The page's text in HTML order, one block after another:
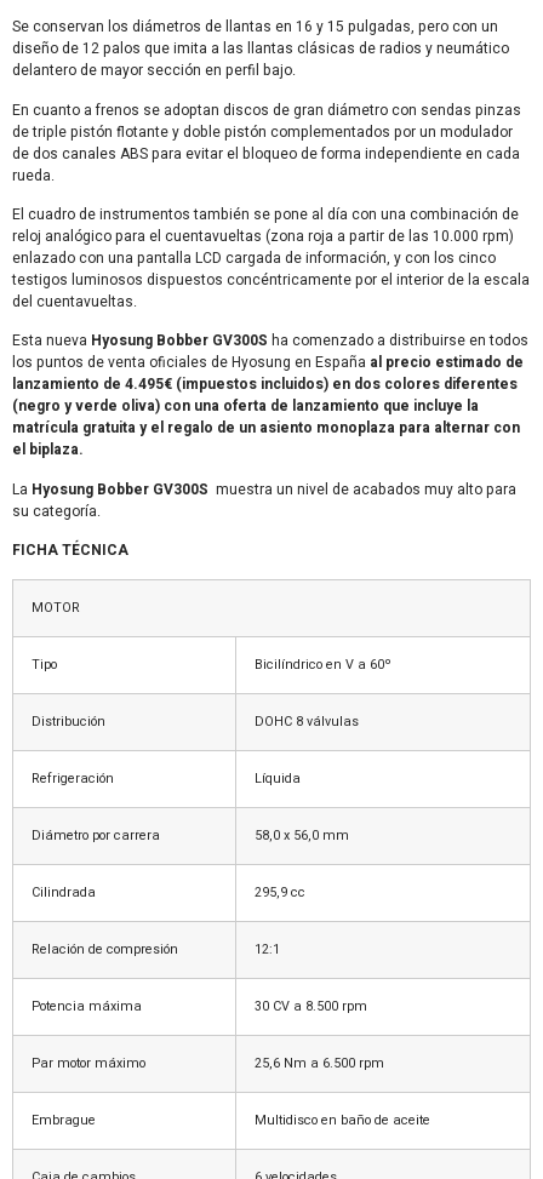
Se conservan los diámetros de llantas en 16 y 15 pulgadas, pero con un
diseño de 12 palos que imita a las llantas clásicas de radios y neumático
delantero de mayor sección en perfil bajo.
En cuanto a frenos se adoptan discos de gran diámetro con sendas pinzas
de triple pistón flotante y doble pistón complementados por un modulador
de dos canales ABS para evitar el bloqueo de forma independiente en cada
rueda.
El cuadro de instrumentos también se pone al día con una combinación de
reloj analógico para el cuentavueltas (zona roja a partir de las 10.000 rpm)
enlazado con una pantalla LCD cargada de información, y con los cinco
testigos luminosos dispuestos concéntricamente por el interior de la escala
del cuentavueltas.
Esta nueva Hyosung Bobber GV300S ha comenzado a distribuirse en todos
los puntos de venta oficiales de Hyosung en España al precio estimado de
lanzamiento de 4.495€ (impuestos incluidos) en dos colores diferentes
(negro y verde oliva) con una oferta de lanzamiento que incluye la
matrícula gratuita y el regalo de un asiento monoplaza para alternar con
el biplaza.
La Hyosung Bobber GV300S muestra un nivel de acabados muy alto para
su categoría.
FICHA TÉCNICA
MOTOR
Tipo Bicilíndrico en V a 60º
Distribución DOHC 8 válvulas
Refrigeración Líquida
Diámetro por carrera 58,0 x 56,0 mm
Cilindrada 295,9 cc
Relación de compresión 12:1
Potencia máxima 30 CV a 8.500 rpm
Par motor máximo 25,6 Nm a 6.500 rpm
Embrague Multidisco en baño de aceite